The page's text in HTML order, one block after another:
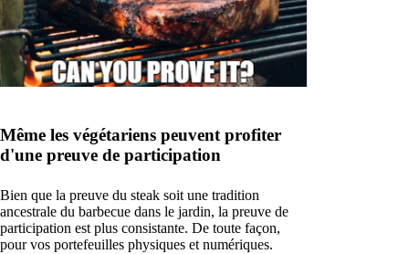
Même les végétariens peuvent profiter
d'une preuve de participation
Bien que la preuve du steak soit une tradition
ancestrale du barbecue dans le jardin, la preuve de
participation est plus consistante. De toute façon,
pour vos portefeuilles physiques et numériques.